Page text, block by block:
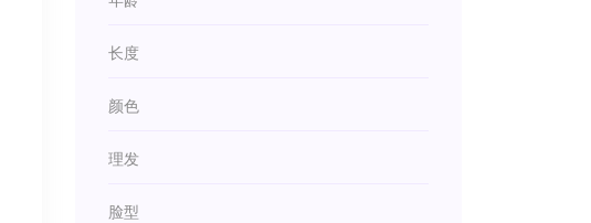
长度
颜色
理发
脸型